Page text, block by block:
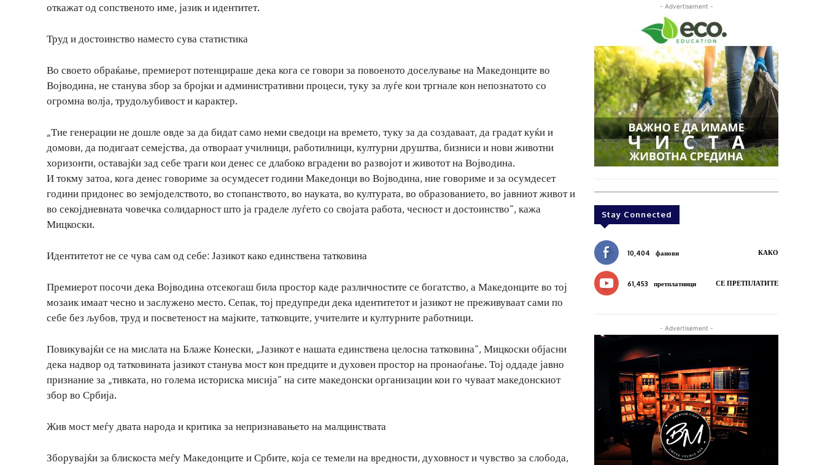
откажат од сопственото име, јазик и идентитет.
Труд и достоинство наместо сува статистика
Во своето обраќање, премиерот потенцираше дека кога се говори за повоеното доселување на Македонците во
Војводина, не станува збор за бројки и административни процеси, туку за луѓе кои тргнале кон непознатото со
огромна волја, трудољубивост и карактер.
„Тие генерации не дошле овде за да бидат само неми сведоци на времето, туку за да создаваат, да градат куќи и
домови, да подигаат семејства, да отвораат училници, работилници, културни друштва, бизниси и нови животни
хоризонти, оставајќи зад себе траги кои денес се длабоко вградени во развојот и животот на Војводина.
И токму затоа, кога денес говориме за осумдесет години Македонци во Војводина, ние говориме и за осумдесет
години придонес во земјоделството, во стопанството, во науката, во културата, во образованието, во јавниот живот и
во секојдневната човечка солидарност што ја граделе луѓето со својата работа, чесност и достоинство“, кажа
Мицкоски.
Идентитетот не се чува сам од себе: Јазикот како единствена татковина
Премиерот посочи дека Војводина отсекогаш била простор каде различностите се богатство, а Македонците во тој
мозаик имаат чесно и заслужено место. Сепак, тој предупреди дека идентитетот и јазикот не преживуваат сами по
себе без љубов, труд и посветеност на мајките, татковците, учителите и културните работници.
Повикувајќи се на мислата на Блаже Конески, „Јазикот е нашата единствена целосна татковина“, Мицкоски објасни
дека надвор од татковината јазикот станува мост кон предците и духовен простор на пронаоѓање. Тој оддаде јавно
признание за „тивката, но голема историска мисија“ на сите македонски организации кои го чуваат македонскиот
збор во Србија.
Жив мост меѓу двата народа и критика за непризнавањето на малцинствата
Зборувајќи за блискоста меѓу Македонците и Србите, која се темели на вредности, духовност и чувство за слобода,
- Advertisement -
Stay Connected
10,404 фанови КАКО
61,453 претплатници СЕ ПРЕТПЛАТИТЕ
- Advertisement -